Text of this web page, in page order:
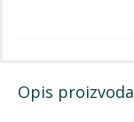
Opis proizvoda